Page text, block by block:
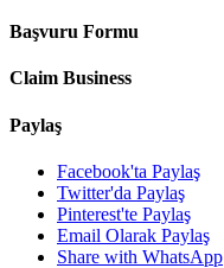
Başvuru Formu
Claim Business
Paylaş
Facebook'ta Paylaş
Twitter'da Paylaş
Pinterest'te Paylaş
Email Olarak Paylaş
Share with WhatsApp